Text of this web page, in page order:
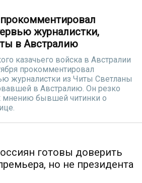
журналистки,
в Австралию
казачьего войска в Австралии
прокомментировал
журналистки из Читы Светланы
в Австралию. Он резко
мнению бывшей читинки о
готовы доверить
но не президента